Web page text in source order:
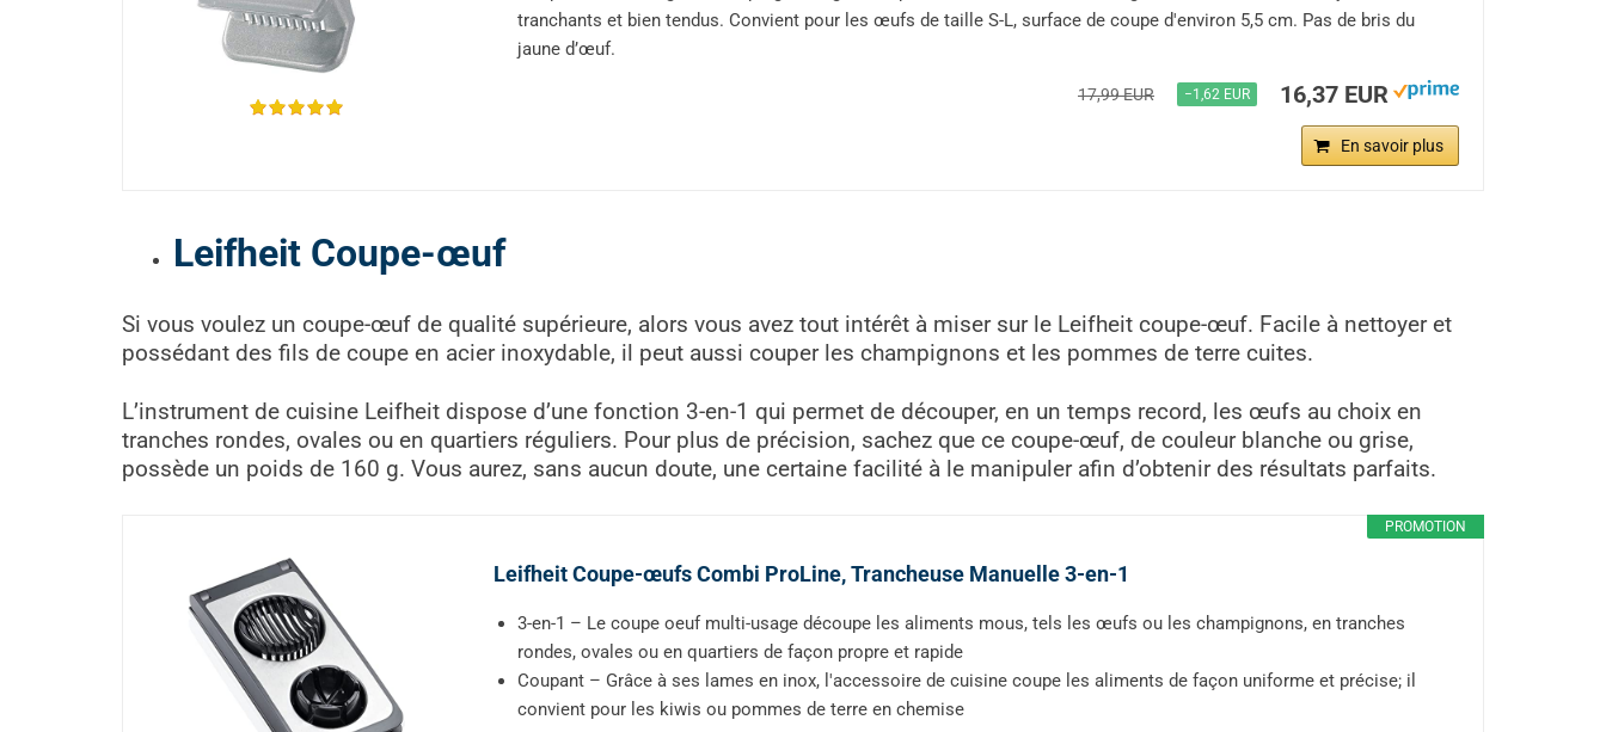
tranchants et bien tendus. Convient pour les œufs de taille S-L, surface de coupe d'environ 5,5 cm. Pas de bris du
jaune d’œuf.
17,99 EUR −1,62 EUR 16,37 EUR
En savoir plus
Leifheit Coupe-œuf
Si vous voulez un coupe-œuf de qualité supérieure, alors vous avez tout intérêt à miser sur le Leifheit coupe-œuf. Facile à nettoyer et
possédant des fils de coupe en acier inoxydable, il peut aussi couper les champignons et les pommes de terre cuites.
L’instrument de cuisine Leifheit dispose d’une fonction 3-en-1 qui permet de découper, en un temps record, les œufs au choix en
tranches rondes, ovales ou en quartiers réguliers. Pour plus de précision, sachez que ce coupe-œuf, de couleur blanche ou grise,
possède un poids de 160 g. Vous aurez, sans aucun doute, une certaine facilité à le manipuler afin d’obtenir des résultats parfaits.
PROMOTION
Leifheit Coupe-œufs Combi ProLine, Trancheuse Manuelle 3-en-1
3-en-1 – Le coupe oeuf multi-usage découpe les aliments mous, tels les œufs ou les champignons, en tranches
rondes, ovales ou en quartiers de façon propre et rapide
Coupant – Grâce à ses lames en inox, l'accessoire de cuisine coupe les aliments de façon uniforme et précise; il
convient pour les kiwis ou pommes de terre en chemise